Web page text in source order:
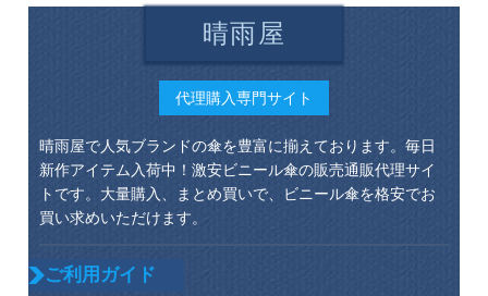
晴雨屋
代理購入専門サイト
晴雨屋で人気ブランドの傘を豊富に揃えております。毎日
新作アイテム入荷中！激安ビニール傘の販売通販代理サイ
トです。大量購入、まとめ買いで、ビニール傘を格安でお
買い求めいただけます。
ご利用ガイド